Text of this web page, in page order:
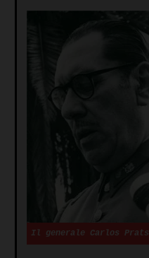
Il generale Carlos Prats